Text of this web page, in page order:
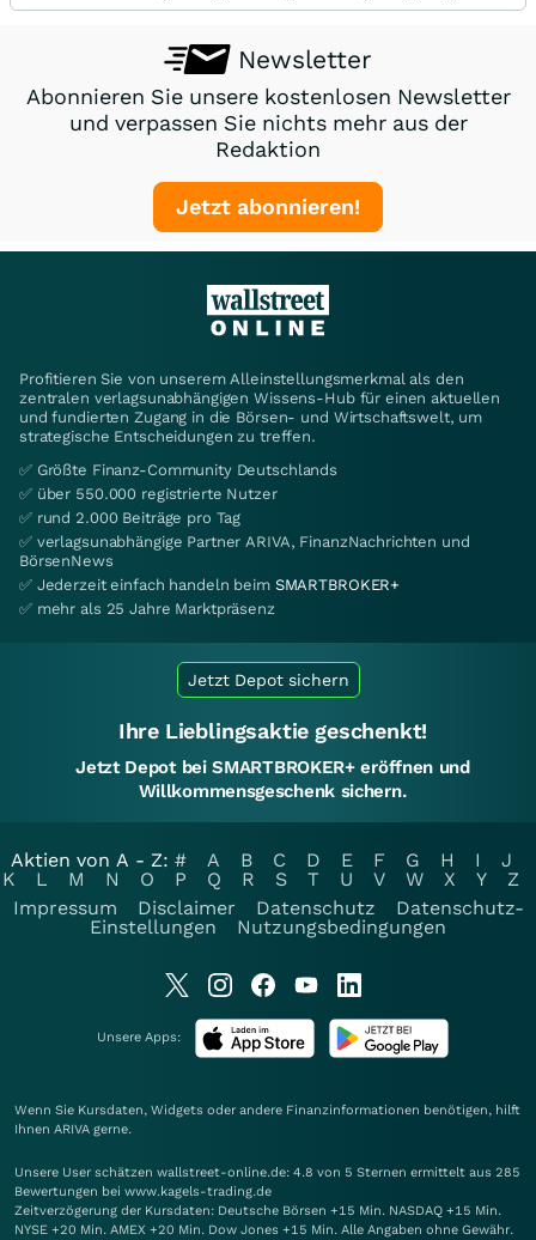
Newsletter
Abonnieren Sie unsere kostenlosen Newsletter
und verpassen Sie nichts mehr aus der
Redaktion
Jetzt abonnieren!
Profitieren Sie von unserem Alleinstellungsmerkmal als den
zentralen verlagsunabhängigen Wissens-Hub für einen aktuellen
und fundierten Zugang in die Börsen- und Wirtschaftswelt, um
strategische Entscheidungen zu treffen.
✅ Größte Finanz-Community Deutschlands
✅ über 550.000 registrierte Nutzer
✅ rund 2.000 Beiträge pro Tag
✅ verlagsunabhängige Partner ARIVA, FinanzNachrichten und
BörsenNews
✅ Jederzeit einfach handeln beim SMARTBROKER+
✅ mehr als 25 Jahre Marktpräsenz
Jetzt Depot sichern
Ihre Lieblingsaktie geschenkt!
Jetzt Depot bei SMARTBROKER+ eröffnen und
Willkommensgeschenk sichern.
Aktien von A - Z: # A B C D E F G H I
J
K
L M N O P Q R S T U V W X Y
Z
Impressum
Disclaimer Datenschutz
Datenschutz-
Einstellungen
Nutzungsbedingungen
Unsere Apps:
Wenn Sie Kursdaten, Widgets oder andere Finanzinformationen benötigen, hilft
Ihnen ARIVA gerne.
Unsere User schätzen wallstreet-online.de: 4.8 von 5 Sternen ermittelt aus 285
Bewertungen bei www.kagels-trading.de
Zeitverzögerung der Kursdaten: Deutsche Börsen +15 Min. NASDAQ +15 Min.
NYSE +20 Min. AMEX +20 Min. Dow Jones +15 Min. Alle Angaben ohne Gewähr.